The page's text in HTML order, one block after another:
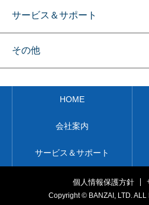
サービス＆サポート
その他
HOME
会社案内
サービス＆サポート
個⼈情報保護⽅針
Copyright © BANZAI, LTD. ALL